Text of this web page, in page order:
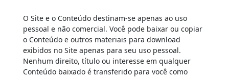
O Site e o Conteúdo destinam-se apenas ao uso
pessoal e não comercial. Você pode baixar ou copiar
o Conteúdo e outros materiais para download
exibidos no Site apenas para seu uso pessoal.
Nenhum direito, título ou interesse em qualquer
Conteúdo baixado é transferido para você como